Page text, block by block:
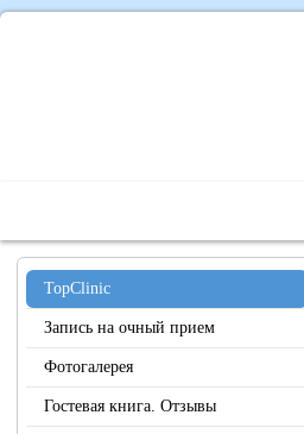
TopClinic
Запись на очный прием
Фотогалерея
Гостевая книга. Отзывы